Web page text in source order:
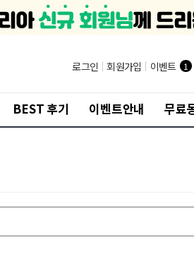
로그인 | 회원가입 | 이벤트 1
BEST 후기 이벤트안내 무료